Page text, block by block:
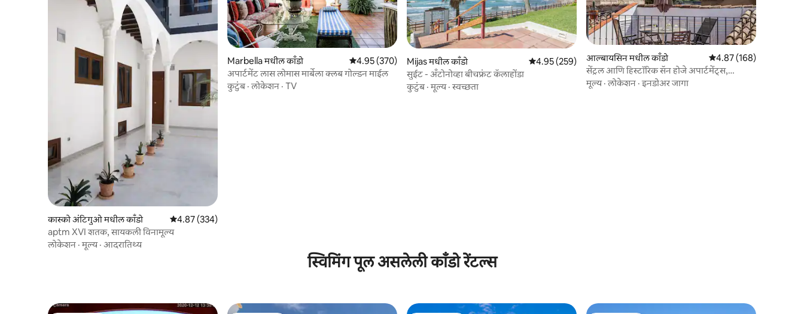
कास्को अंटिगुओ मधील काँडो 5 पैकी 4.87 सरासरी रेटिंग, 334 रिव्ह्यूज
4.87 (334)
aptm XVI शतक, सायकली विनामूल्य
लोकेशन ·मूल्य· आदरातिथ्य
Marbella मधील काँडो 5 पैकी 4.95 सरासरी रेटिंग, 370 रिव्ह्यूज
4.95 (370)
अपार्टमेंट लास लोमास मार्बेला क्लब गोल्डन माईल
कुटुंब·लोकेशन · TV
Mijas मधील काँडो 5 पैकी 4.95 सरासरी रेटिंग, 259 रिव्ह्यूज
4.95 (259)
सुईट - अँटोनोव्हा बीचफ्रंट कॅलाहोंडा
कुटुंब·मूल्य·स्वच्छता
आल्बायसिन मधील काँडो 5 पैकी 4.87 सरासरी रेटिंग,
4.87 (168)
सेंट्रल आणि हिस्टॉरिक सॅन होजे अपार्टमेंट्स,
अपार्टमेंट...
मूल्य·लोकेशन ·इनडोअर जागा
स्विमिंग पूल असलेली काँडो रेंटल्स